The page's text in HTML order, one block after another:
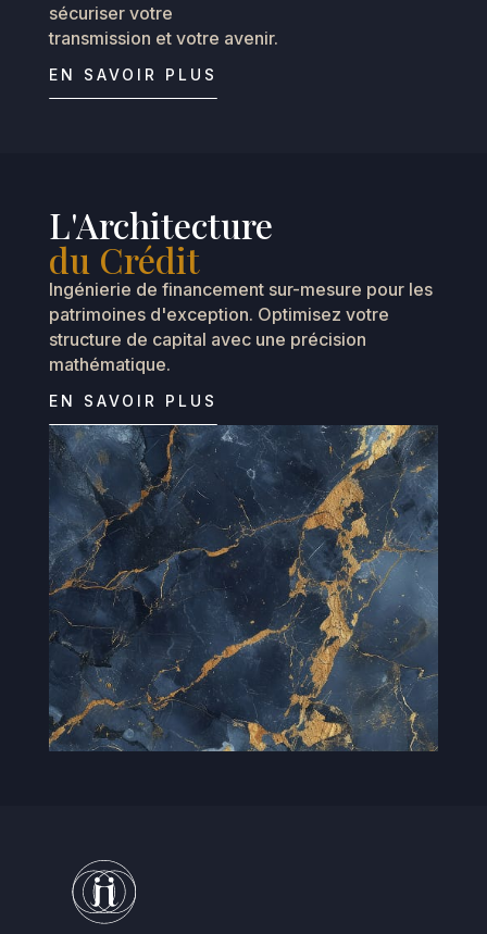
sécuriser votre
transmission et votre avenir.
EN SAVOIR PLUS
L'Architecture
du Crédit
Ingénierie de financement sur-mesure pour les
patrimoines d'exception. Optimisez votre
structure de capital avec une précision
mathématique.
EN SAVOIR PLUS